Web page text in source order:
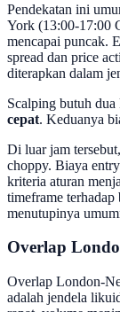
Pendekatan ini
York (13:00-17:00
mencapai puncak.
spread dan price
diterapkan dalam
Scalping butuh dua
cepat. Keduanya
Di luar jam
choppy. Biaya
kriteria aturan
timeframe terhadap
menutupinya
Overlap
Overlap London-
adalah jendela